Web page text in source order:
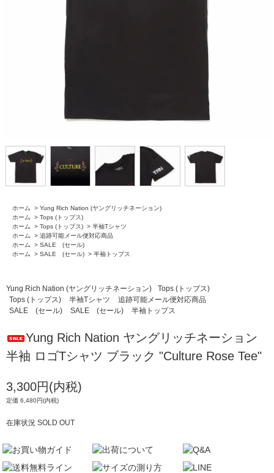
ホーム > Yung Rich Nation (ヤングリッチネーション)
ホーム
> Tops (トップス)
ホーム
> Tops (トップス) > 半袖Tシャツ
ホーム
> 追跡可能メール便対応商品
ホーム
> SALE (セール)
ホーム
> SALE (セール) > 半袖トップス
Yung Rich Nation (ヤングリッチネーション)
Tops (トップス)
Tops (トップス)
半袖Tシャツ
追跡可能メール便対応商品
SALE (セール)
SALE (セール) 半袖トップス
Yung Rich Nation ヤングリッチネーション
半袖 ロゴTシャツ ブラック "Culture Rose Tee"
3,300円(内税)
定価 6,480円(内税)
在庫状況 SOLD OUT